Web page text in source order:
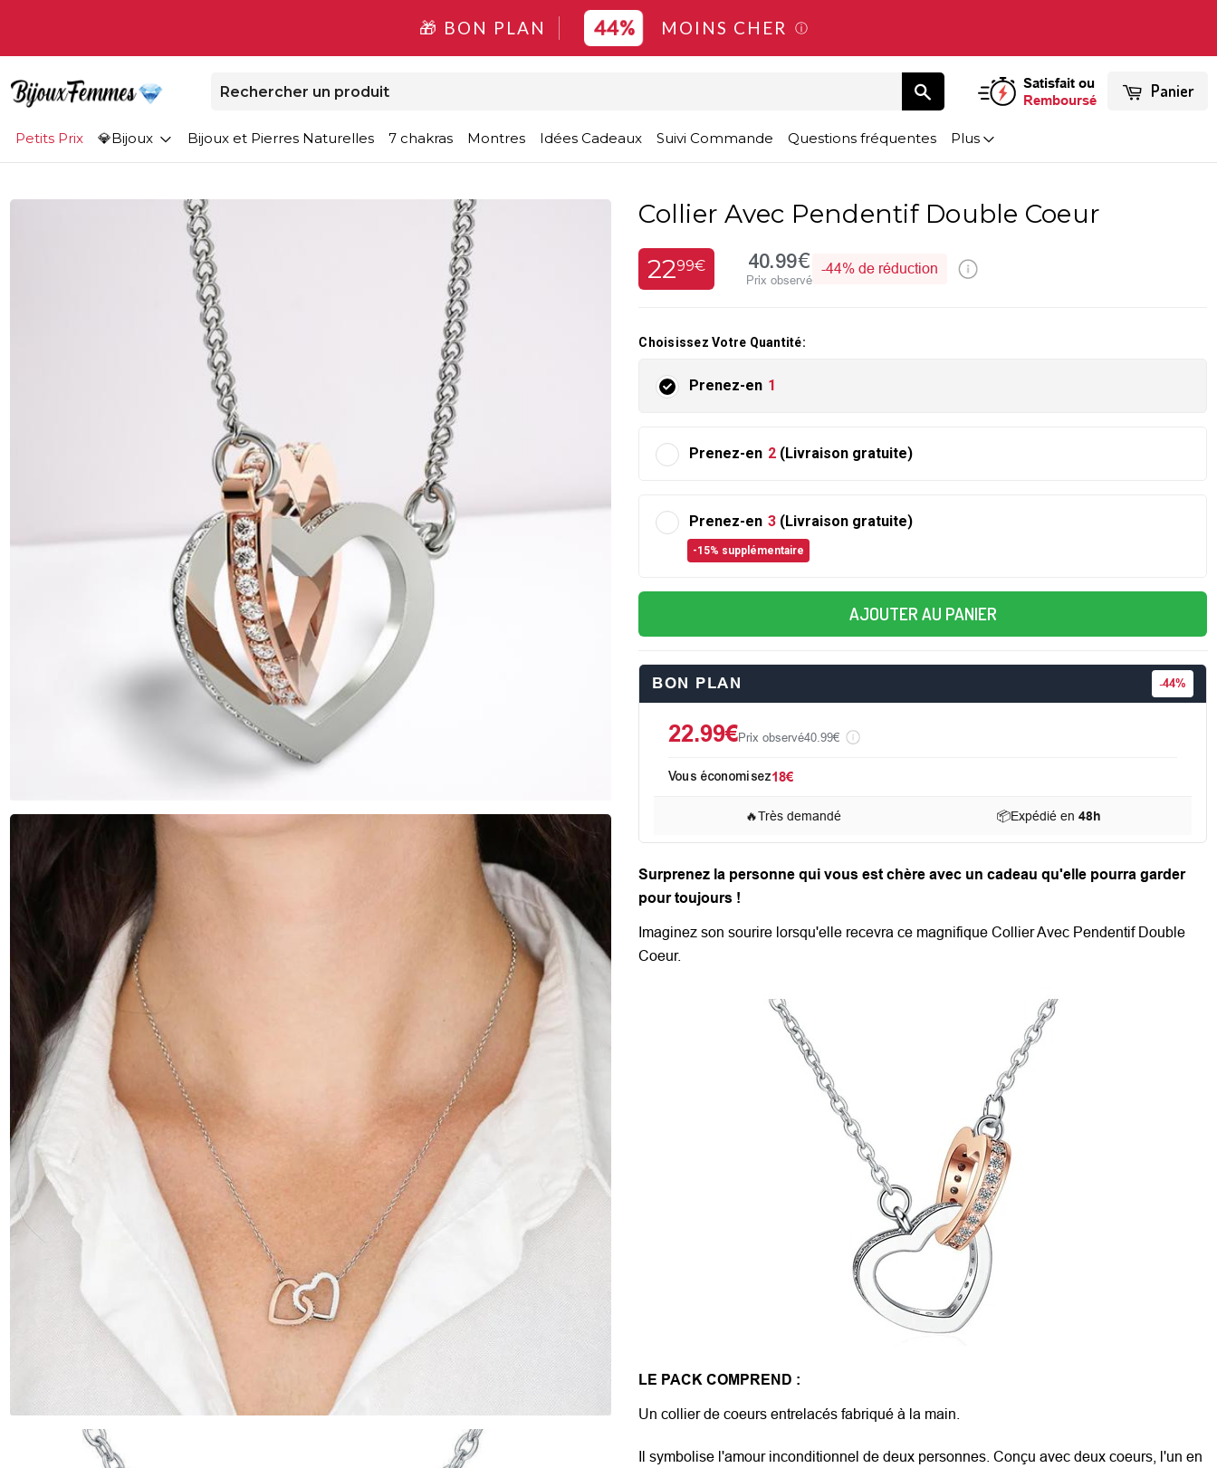
🎁 BON PLAN 44% MOINS CHER ⓘ
Satisfait ou
Remboursé
Panier
Petits Prix Bijoux Bijoux et Pierres Naturelles 7 chakras Montres Idées Cadeaux Suivi Commande Questions fréquentes Plus
Collier Avec Pendentif Double Coeur
2299€ 40.99€
Prix observé
-44% de réduction
Choisissez Votre Quantité:
Prenez-en 1
Prenez-en 2 (Livraison gratuite)
Prenez-en 3 (Livraison gratuite)
-15% supplémentaire
AJOUTER AU PANIER
BON PLAN -44%
22.99€Prix observé40.99€
Vous économisez18€
🔥Très demandé 📦Expédié en48h
Surprenez la personne qui vous est chère avec un cadeau qu'elle pourra garder
pour toujours !
Imaginez son sourire lorsqu'elle recevra ce magnifique Collier Avec Pendentif Double
Coeur.
LE PACK COMPREND :
Un collier de coeurs entrelacés fabriqué à la main.
Il symbolise l'amour inconditionnel de deux personnes. Conçu avec deux coeurs, l'un en